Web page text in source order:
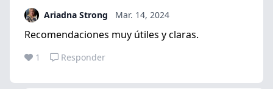
Ariadna Strong Mar. 14, 2024
Recomendaciones muy útiles y claras.
1 Responder